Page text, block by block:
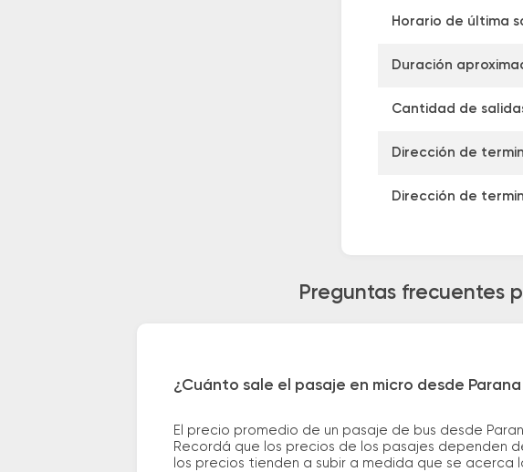
Horario de última
Duración
Cantidad de
Dirección de
Dirección de
Preguntas frecuentes
¿Cuánto sale el pasaje en micro desde
El precio promedio de un pasaje de bus desde
Recordá que los precios de los pasajes dependen
los precios tienden a subir a medida que se